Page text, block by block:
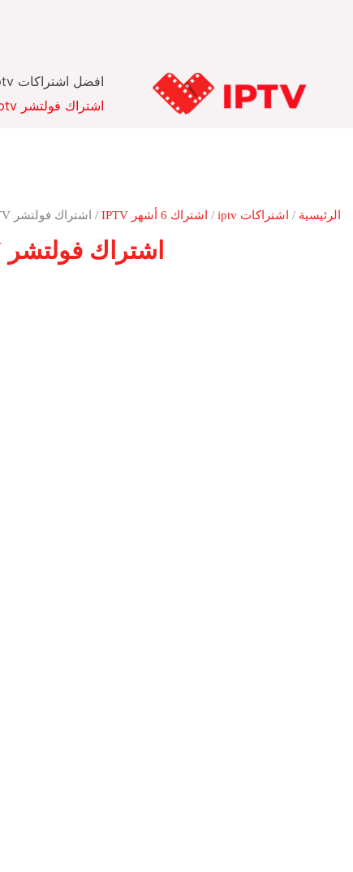
افضل اشتراكات iptv
اشتراك فولتشر iptv
الرئيسية / اشتراكات iptv / اشتراك 6 أشهر IPTV / اشتراك فولتشر IPTV لمده 6 اشهر
اشتراك فولتشر IPTV لمده 6 اشهر